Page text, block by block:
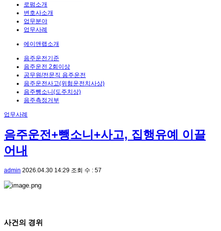
로펌소개
변호사소개
업무분야
업무사례
에이앤랩소개
음주운전기준
음주운전 2회이상
공무원/전문직 음주운전
음주운전사고(위험운전치사상)
음주뺑소니(도주치상)
음주측정거부
업무사례
음주운전+뺑소니+사고, 집행유예 이끌
어내
admin 2026.04.30 14:29 조회 수 : 57
사건의 경위